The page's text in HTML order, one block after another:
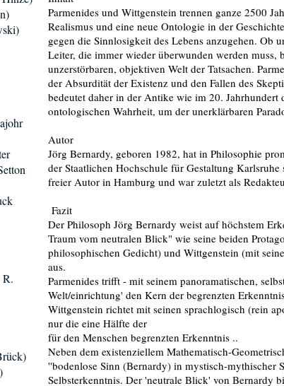
Parmenides und Wittgenstein trennen ganze 2500
Realismus und eine neue Ontologie in der
gegen die Sinnlosigkeit des Lebens anzugehen. Ob
Leiter, die immer wieder überwunden werden muss,
unzerstörbaren, objektiven Welt der Tatsachen.
der Absurdität der Existenz und den Fallen des
bedeutet daher in der Antike wie im 20.
ontologischen Wahrheit, um der unerklärbaren
Autor
Jörg Bernardy, geboren 1982, hat in Philosophie
der Staatlichen Hochschule für Gestaltung
freier Autor in Hamburg und war zuletzt als
Fazit
Der Philosoph Jörg Bernardy weist auf höchstem
Traum vom neutralen Blick" wie seine beiden
philosophischen Gedicht) und Wittgenstein (mit
aus.
Parmenides trifft - mit seinem panoramatischen,
Welt/einrichtung' den Kern der begrenzten
Wittgenstein richtet mit seinen sprachlogisch (rein
nur die eine Hälfte der
für den Menschen begrenzten Erkenntnis ..
Neben dem existenziellem Mathematisch-
''bodenlose Sinn (Bernardy) in mystisch-mythischer
Selbsterkenntnis. Der 'neutrale Blick' von Bernardy
R.